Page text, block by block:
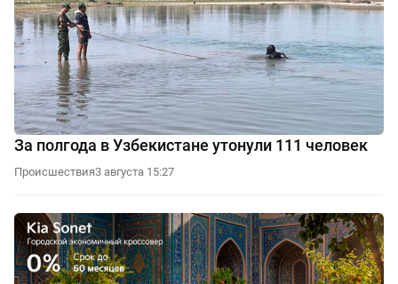
За полгода в Узбекистане утонули 111 человек
Происшествия3 августа 15:27